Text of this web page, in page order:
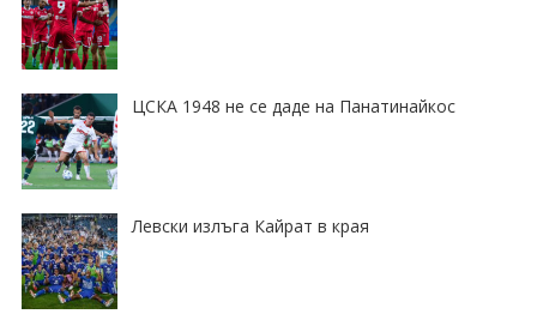
ЦСКА 1948 не се даде на Панатинайкос
Левски излъга Кайрат в края